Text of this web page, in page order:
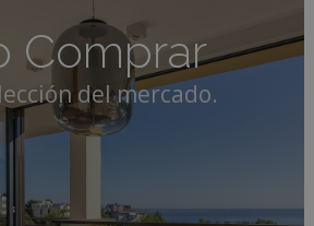
Comprar
del mercado.